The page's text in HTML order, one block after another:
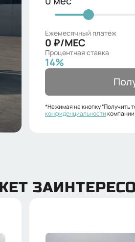
Ежемесячный платёж
0 ₽/МЕС
Процентная ставка
14%
*Нажимая на кнопку “Получить
конфиденциальностикомпании